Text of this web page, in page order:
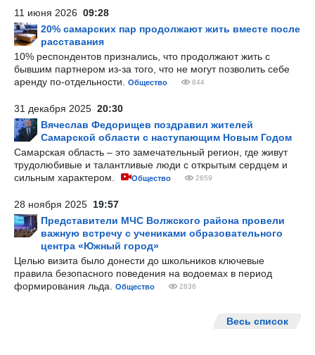
11 июня 2026 09:28
20% самарских пар продолжают жить вместе после
расставания
10% респондентов признались, что продолжают жить с
бывшим партнером из-за того, что не могут позволить себе
аренду по-отдельности.
Общество 844
31 декабря 2025 20:30
Вячеслав Федорищев поздравил жителей
Самарской области с наступающим Новым Годом
Самарская область – это замечательный регион, где живут
трудолюбивые и талантливые люди с открытым сердцем и
сильным характером.
Общество 2659
28 ноября 2025 19:57
Представители МЧС Волжского района провели
важную встречу с учениками образовательного
центра «Южный город»
Целью визита было донести до школьников ключевые
правила безопасного поведения на водоемах в период
формирования льда.
Общество 2836
Весь список